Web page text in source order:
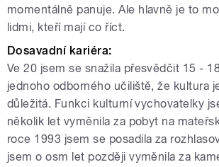
momentálně panuje. Ale hlavně je to
lidmi, kteří mají co říct.
Dosavadní kariéra:
Ve 20 jsem se snažila přesvědčit 15 -
jednoho odborného učiliště, že kultura
důležitá. Funkci kulturní vychovatelky
několik let vyměnila za pobyt na
roce 1993 jsem se posadila za
jsem o osm let později vyměnila za